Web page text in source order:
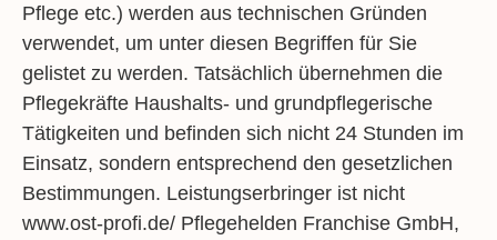
Pflege etc.) werden aus technischen Gründen
verwendet, um unter diesen Begriffen für Sie
gelistet zu werden. Tatsächlich übernehmen die
Pflegekräfte Haushalts- und grundpflegerische
Tätigkeiten und befinden sich nicht 24 Stunden im
Einsatz, sondern entsprechend den gesetzlichen
Bestimmungen. Leistungserbringer ist nicht
www.ost-profi.de/ Pflegehelden Franchise GmbH,